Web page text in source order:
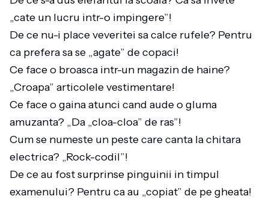
„cate un lucru intr-o impingere”!
De ce nu-i place veveritei sa calce rufele? Pentru
ca prefera sa se „agate” de copaci!
Ce face o broasca intr-un magazin de haine?
„Croapa” articolele vestimentare!
Ce face o gaina atunci cand aude o gluma
amuzanta? „Da „cloa-cloa” de ras”!
Cum se numeste un peste care canta la chitara
electrica? „Rock-codil”!
De ce au fost surprinse pinguinii in timpul
examenului? Pentru ca au „copiat” de pe gheata!